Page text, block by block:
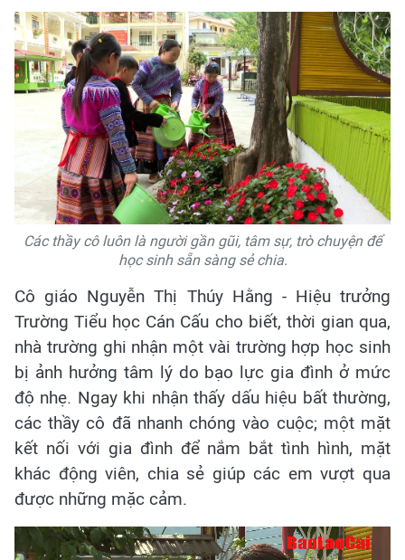
Các thầy cô luôn là người gần gũi, tâm sự, trò chuyện để
học sinh sẵn sàng sẻ chia.
Cô giáo Nguyễn Thị Thúy Hằng - Hiệu trưởng
Trường Tiểu học Cán Cấu cho biết, thời gian qua,
nhà trường ghi nhận một vài trường hợp học sinh
bị ảnh hưởng tâm lý do bạo lực gia đình ở mức
độ nhẹ. Ngay khi nhận thấy dấu hiệu bất thường,
các thầy cô đã nhanh chóng vào cuộc; một mặt
kết nối với gia đình để nắm bắt tình hình, mặt
khác động viên, chia sẻ giúp các em vượt qua
được những mặc cảm.